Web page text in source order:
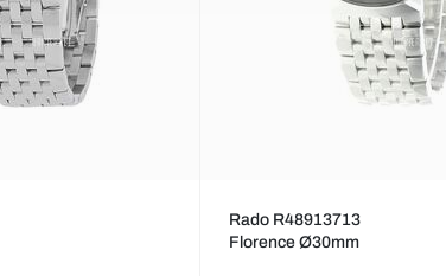
Rado R48913713
Florence Ø30mm